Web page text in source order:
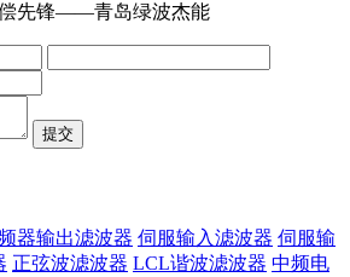
先锋——青岛绿波杰能
器输出滤波器 伺服输入滤波器 伺服输
正弦波滤波器 LCL谐波滤波器 中频电